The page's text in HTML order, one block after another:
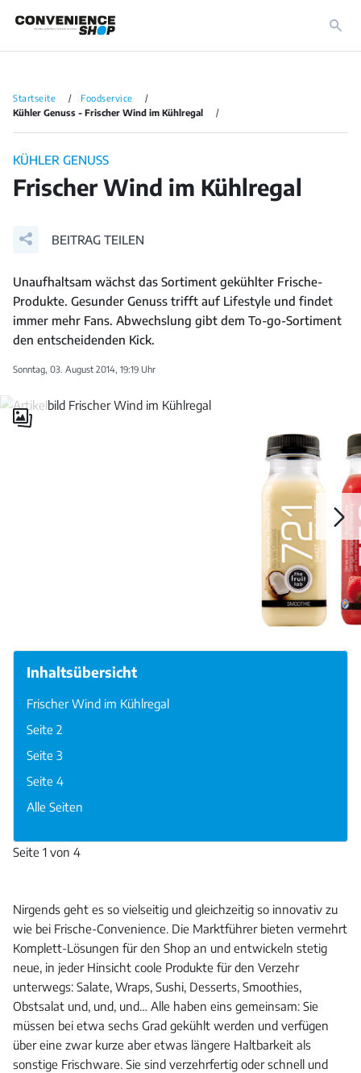
Startseite
Foodservice
Kühler Genuss - Frischer Wind im Kühlregal
KÜHLER GENUSS
Frischer Wind im Kühlregal
BEITRAG TEILEN
Unaufhaltsam wächst das Sortiment gekühlter Frische-
Produkte. Gesunder Genuss trifft auf Lifestyle und findet
immer mehr Fans. Abwechslung gibt dem To-go-Sortiment
den entscheidenden Kick.
Sonntag, 03. August 2014, 19:19 Uhr
Galerie
öffnen
öffnen
Inhaltsübersicht
Frischer Wind im Kühlregal
Seite 2
Seite 3
Seite 4
Alle Seiten
Seite 1 von 4
Nirgends geht es so vielseitig und gleichzeitig so innovativ zu
wie bei Frische-Convenience. Die Marktführer bieten vermehrt
Komplett-Lösungen für den Shop an und entwickeln stetig
neue, in jeder Hinsicht coole Produkte für den Verzehr
unterwegs: Salate, Wraps, Sushi, Desserts, Smoothies,
Obstsalat und, und, und… Alle haben eins gemeinsam: Sie
müssen bei etwa sechs Grad gekühlt werden und verfügen
über eine zwar kurze aber etwas längere Haltbarkeit als
sonstige Frischware. Sie sind verzehrfertig oder schnell und